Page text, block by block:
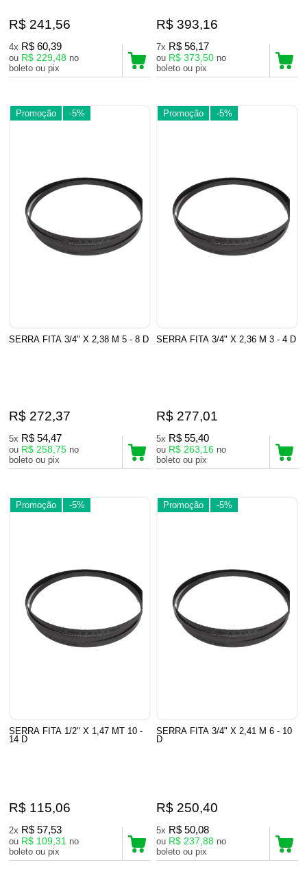
R$ 241,56
4x R$ 60,39
ou R$ 229,48 no
boleto ou pix
R$ 393,16
7x R$ 56,17
ou R$ 373,50 no
boleto ou pix
Promoção -5%
SERRA FITA 3/4" X 2,38 M 5 - 8 D
R$ 272,37
5x R$ 54,47
ou R$ 258,75 no
boleto ou pix
Promoção -5%
SERRA FITA 3/4" X 2,36 M 3 - 4 D
R$ 277,01
5x R$ 55,40
ou R$ 263,16 no
boleto ou pix
Promoção -5%
SERRA FITA 1/2" X 1,47 MT 10 -
14 D
R$ 115,06
2x R$ 57,53
ou R$ 109,31 no
boleto ou pix
Promoção -5%
SERRA FITA 3/4" X 2,41 M 6 - 10
D
R$ 250,40
5x R$ 50,08
ou R$ 237,88 no
boleto ou pix